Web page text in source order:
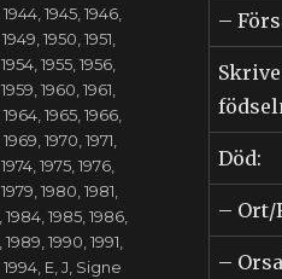
–
Död:
– Ort/
–
,1944 ,1945 ,1946
,1949 ,1950 ,1951
,1954 ,1955 ,1956
,1959 ,1960 ,1961
,1964 ,1965 ,1966
,1969 ,1970 ,1971
,1974 ,1975 ,1976
,1979 ,1980 ,1981
,1984 ,1985 ,1986
,1989 ,1990 ,1991
,1994 E ,J Signe